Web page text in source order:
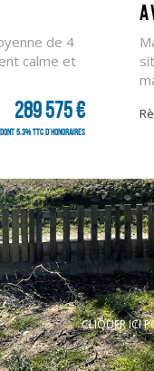
CLIQUER ICI
de 4
calme et
289 575 €
dont 5.3% TTC d'honoraires
A
Quimper | Raison
TVA
: NC |
du site Contactez-